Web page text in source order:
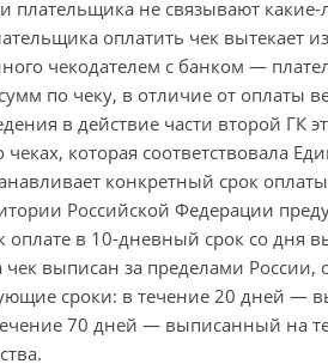
плательщика не связывают какие-
оплатить чек вытекает
чекодателем с банком —
по чеку, в отличие от оплаты
в действие части второй ГК
которая соответствовала
конкретный срок
Российской Федерации
оплате в 10-дневный срок со дня
чек выписан за пределами
сроки: в течение 20 дней —
70 дней — выписанный на